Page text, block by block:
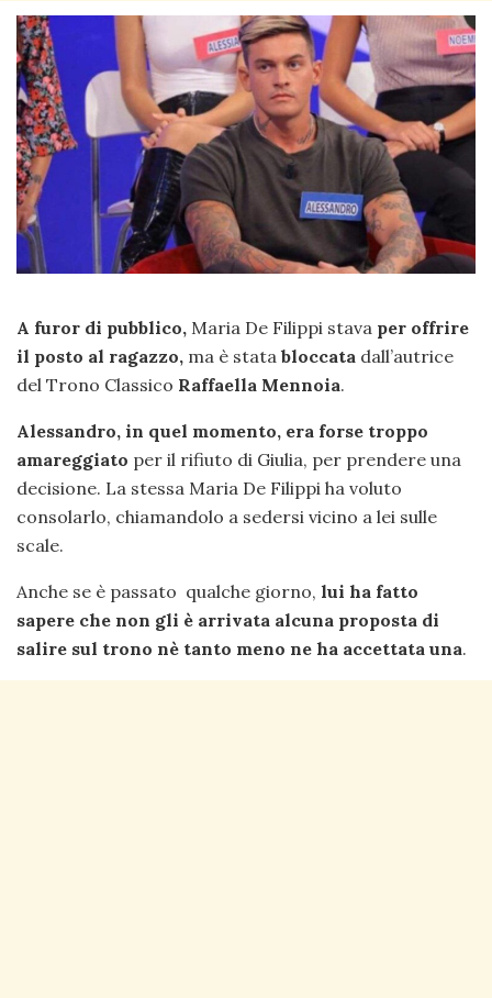
A furor di pubblico, Maria De Filippi stava per offrire
il posto al ragazzo, ma è stata bloccata dall’autrice
del Trono Classico Raffaella Mennoia.
Alessandro, in quel momento, era forse troppo
amareggiato per il rifiuto di Giulia, per prendere una
decisione. La stessa Maria De Filippi ha voluto
consolarlo, chiamandolo a sedersi vicino a lei sulle
scale.
Anche se è passato qualche giorno, lui ha fatto
sapere che non gli è arrivata alcuna proposta di
salire sul trono nè tanto meno ne ha accettata una.